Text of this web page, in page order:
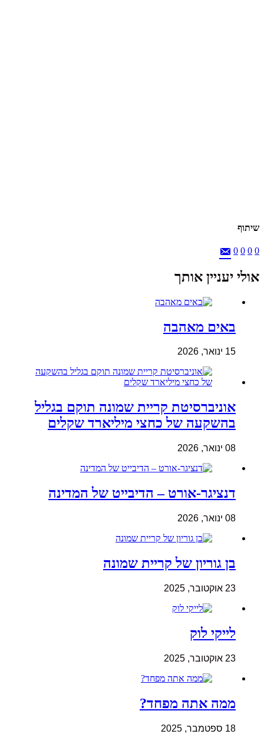
שיתוף
0
0
0
0
אולי יעניין אותך
באים מאהבה
15 ינואר, 2026
אוניברסיטת קריית שמונה תוקם בגליל
בהשקעה של כחצי מיליארד שקלים
08 ינואר, 2026
דנציגר-אורט – הדיבייט של המדינה
08 ינואר, 2026
בן גוריון של קריית שמונה
23 אוקטובר, 2025
לייקי לוק
23 אוקטובר, 2025
ממה אתה מפחד?
18 ספטמבר, 2025